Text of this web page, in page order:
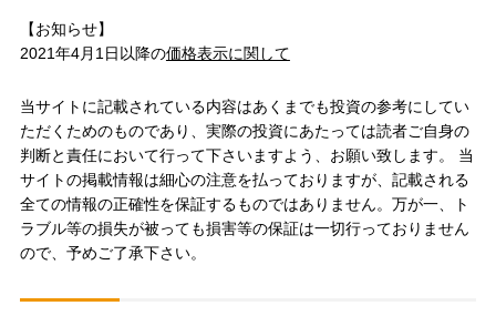
【お知らせ】
2021年4月1日以降の価格表示に関して
当サイトに記載されている内容はあくまでも投資の参考にしてい
ただくためのものであり、実際の投資にあたっては読者ご自身の
判断と責任において行って下さいますよう、お願い致します。 当
サイトの掲載情報は細心の注意を払っておりますが、記載される
全ての情報の正確性を保証するものではありません。万が一、ト
ラブル等の損失が被っても損害等の保証は一切行っておりません
ので、予めご了承下さい。